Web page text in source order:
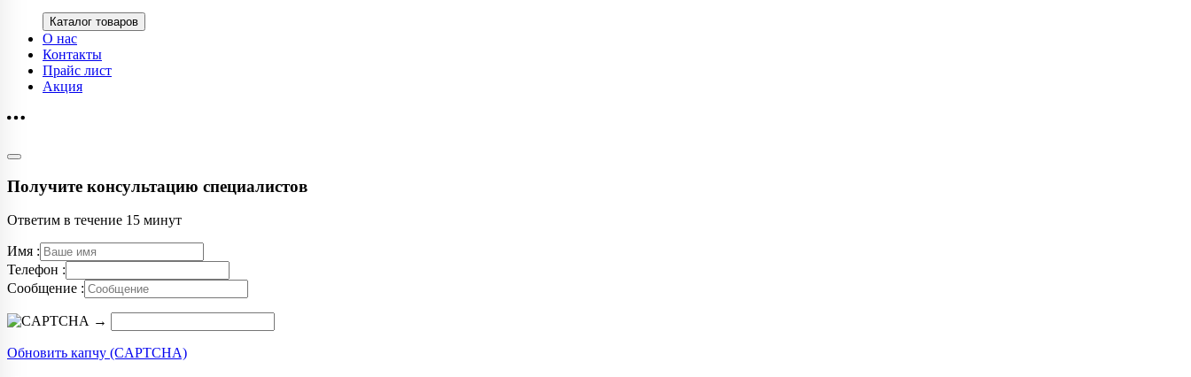
Каталог товаров
О нас
Контакты
Прайс лист
Акция
Получите консультацию специалистов
Ответим в течение 15 минут
Имя :
Телефон :
Сообщение :
→
Обновить капчу (CAPTCHA)